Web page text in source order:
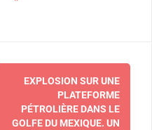
EXPLOSION SUR UNE
PLATEFORME
PÉTROLIÈRE DANS LE
GOLFE DU MEXIQUE. UN